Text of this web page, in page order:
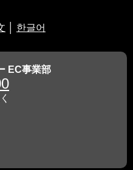
한글어
EC事業部